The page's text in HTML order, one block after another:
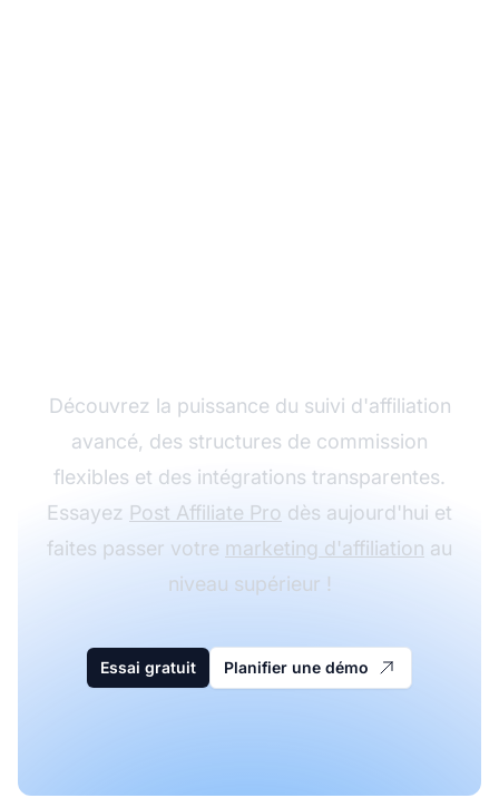
Découvrez la puissance du suivi d'affiliation
avancé, des structures de commission
flexibles et des intégrations transparentes.
Essayez Post Affiliate Pro dès aujourd'hui et
faites passer votre marketing d'affiliation au
niveau supérieur !
Essai gratuit Planifier une démo